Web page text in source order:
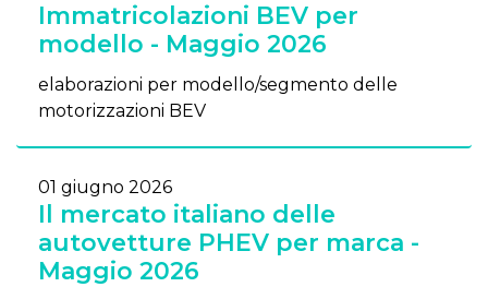
Immatricolazioni BEV per
modello - Maggio 2026
elaborazioni per modello/segmento delle
motorizzazioni BEV
01 giugno 2026
Il mercato italiano delle
autovetture PHEV per marca -
Maggio 2026